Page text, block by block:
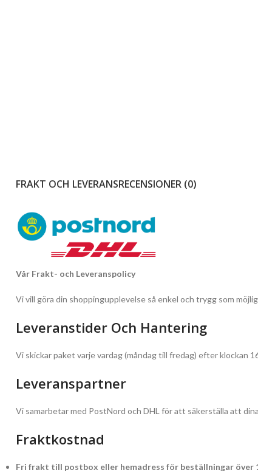
FRAKT OCH LEVERANSRECENSIONER (0)
Vår Frakt- och Leveranspolicy
Vi vill göra din shoppingupplevelse så enkel och trygg som
Leveranstider Och Hantering
Vi skickar paket varje vardag (måndag till fredag) efter klockan
Leveranspartner
Vi samarbetar med PostNord och DHL för att säkerställa att
Fraktkostnad
Fri frakt till postbox eller hemadress för beställningar över